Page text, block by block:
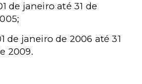
de janeiro até 31 de
de janeiro de 2006 até 31
2009.